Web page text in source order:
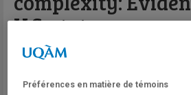
U.S. states
De Sousa,
Préférences en matière de témoins